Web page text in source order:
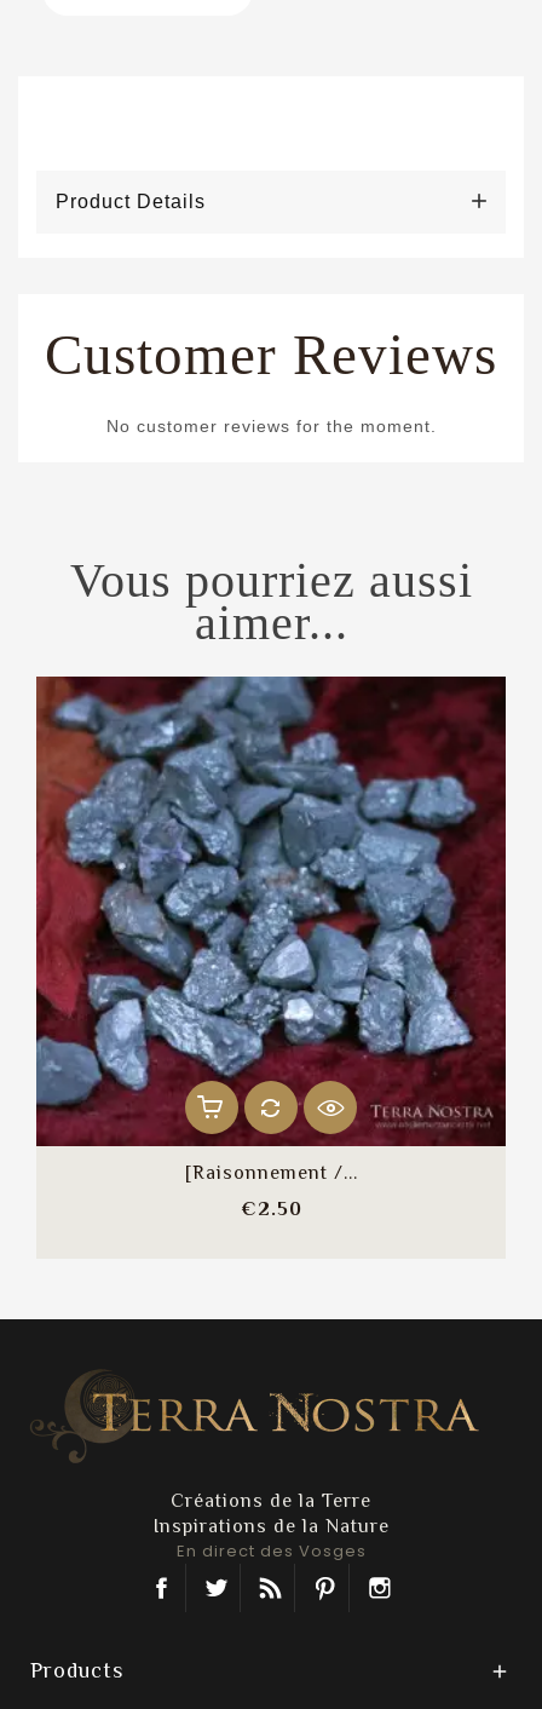
Product Details
Customer Reviews
No customer reviews for the moment.
Vous pourriez aussi
aimer...
[Raisonnement /...
€2.50Price
Créations de la Terre
Inspirations de la Nature
En direct des Vosges
Facebook
Twitter Rss Pinterest
Products 